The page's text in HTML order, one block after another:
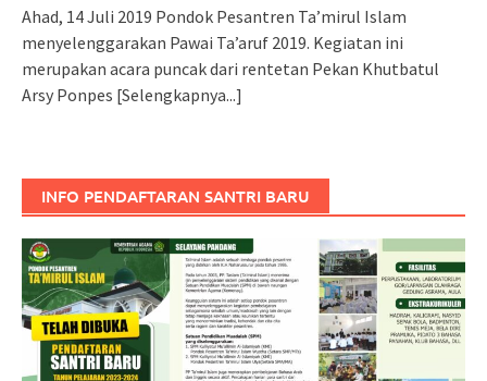
Ahad, 14 Juli 2019 Pondok Pesantren Ta’mirul Islam
menyelenggarakan Pawai Ta’aruf 2019. Kegiatan ini
merupakan acara puncak dari rentetan Pekan Khutbatul
Arsy Ponpes [Selengkapnya...]
INFO PENDAFTARAN SANTRI BARU